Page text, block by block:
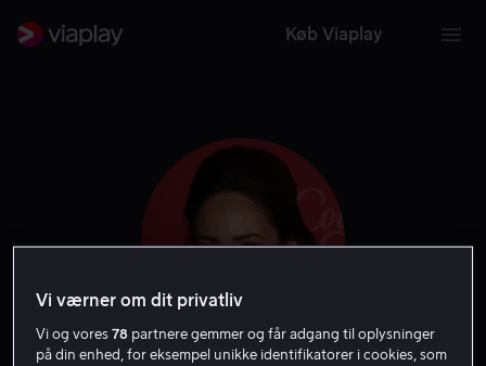
Køb Viaplay
Vi værner om dit privatliv
Vi og vores78 partnere gemmer og får adgang til oplysninger
på din enhed, for eksempel unikke identifikatorer i cookies, som